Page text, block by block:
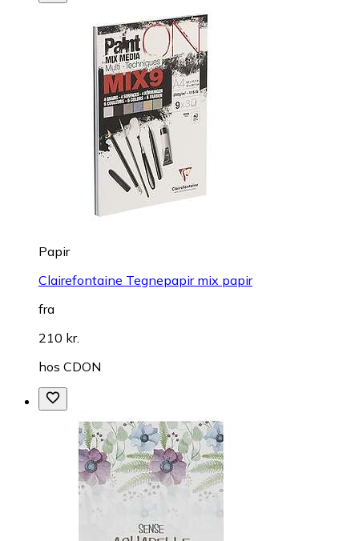
Papir
Clairefontaine Tegnepapir mix papir
fra
210 kr.
hos CDON